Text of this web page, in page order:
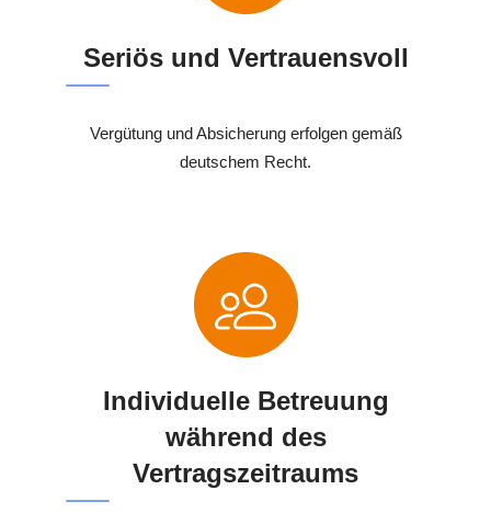
Seriös und Vertrauensvoll
Vergütung und Absicherung erfolgen gemäß
deutschem Recht.
Individuelle Betreuung
während des
Vertragszeitraums